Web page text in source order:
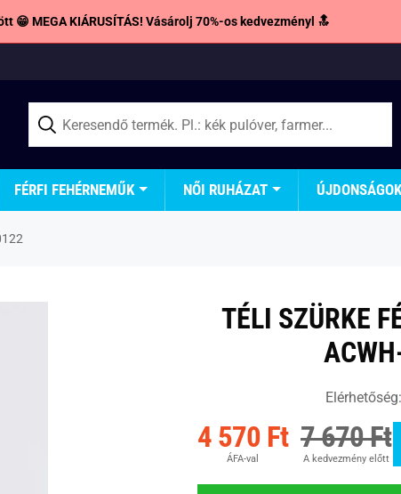
😁 MEGA KIÁRUSÍTÁS! Vásárolj 70%-os kedvezményl 🔝
FÉRFI FEHÉRNEMŰK NŐI RUHÁZAT ÚJDONSÁGOK
TÉLI SZÜRKE
Elérhetőség:
4 570 Ft
ÁFA-val
7 670 Ft
A kedvezmény előtt